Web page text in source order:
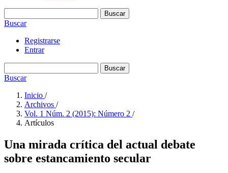
Buscar
Buscar
Registrarse
Entrar
Buscar
Buscar
Inicio /
Archivos /
Vol. 1 Núm. 2 (2015): Número 2 /
Artículos
Una mirada crítica del actual debate
sobre estancamiento secular